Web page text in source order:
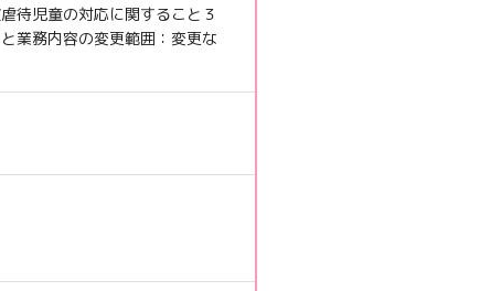
待児童の対応に関すること３
業務内容の変更範囲：変更な